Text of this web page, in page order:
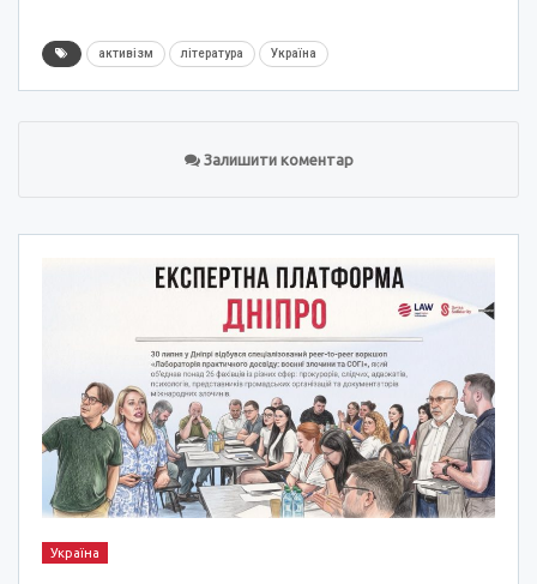
активізм література Україна
Залишити коментар
Україна